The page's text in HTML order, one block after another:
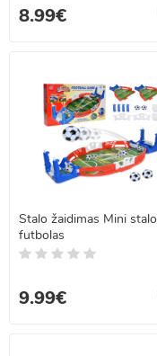
8.99€
Stalo žaidimas Mini stalo
futbolas
9.99€